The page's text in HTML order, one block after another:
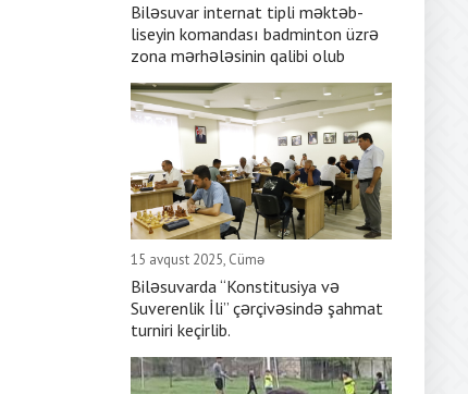
Biləsuvar internat tipli məktəb-
liseyin komandası badminton üzrə
zona mərhələsinin qalibi olub
15 avqust 2025, Cümə
Biləsuvarda “Konstitusiya və
Suverenlik İli” çərçivəsində şahmat
turniri keçirlib.